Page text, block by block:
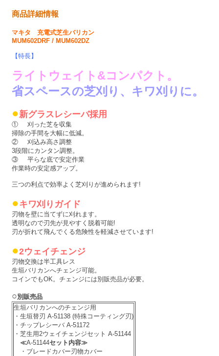
商品詳細情報
マキタ 充電式芝生バリカン
MUM602DRF / MUM602DZ
【特長】
ライトウェイト&コンパクト。
省スペースの芝刈り、キワ刈りに。
●新グラスレシーバ採用
①
刈った芝を収集
掃除の手間を大幅に低減。
②
刈込み高さ調整
3段階にカンタン調整。
③
平らな底で安定作業
作業時の安定感アップ。
三つの利点で効率よく芝刈りが進められます!
●キワ刈りガイド
刃物を壁に当てずに刈れます。
透明なので刃先が見やすく脱着可能!
刃が折れて飛んでくる危険性を軽減させています!
●2ウェイチェンジ
刃物交換は半工具レス
生垣バリカンへチェンジ可能。
コインでもOK。チェンジには別販売品が必要。
○別販売品
生垣バリカンへのチェンジ用
・生垣替刃 A-51138 (特殊コーティング刃)
・チップレシーバ A-51172
・芝生用2ウェイチェンジセット A-51144
≪A-51144セット内容≫
・ブレードカバー刃物カバー